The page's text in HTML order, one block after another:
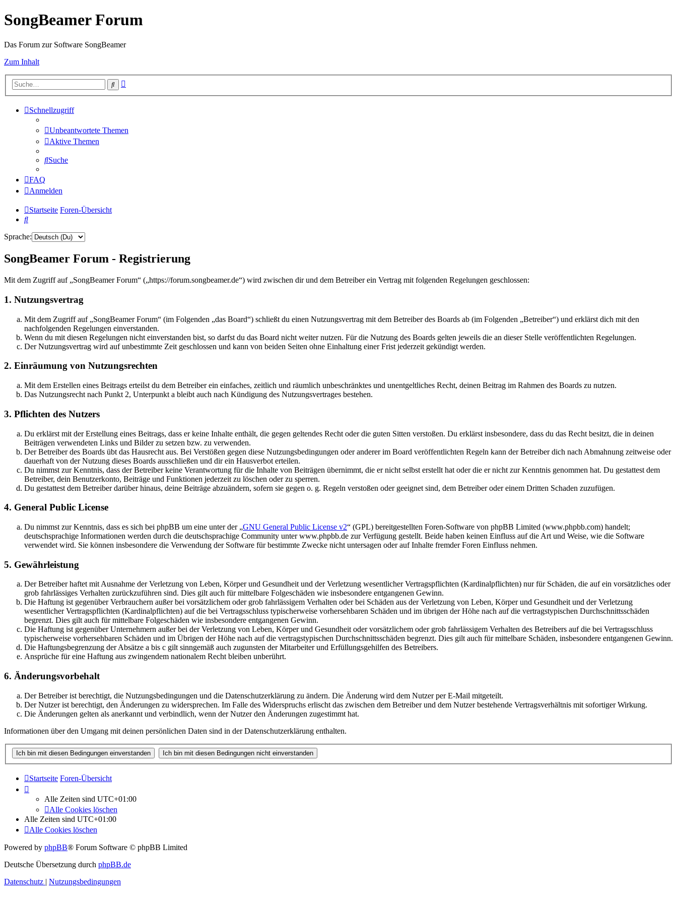
SongBeamer Forum
Das Forum zur Software SongBeamer
Zum Inhalt
Suche
Schnellzugriff
Unbeantwortete Themen
Aktive Themen
Suche
FAQ
Anmelden
Startseite Foren-Übersicht
Suche
Sprache:
SongBeamer Forum - Registrierung
Mit dem Zugriff auf „SongBeamer Forum“ („https://forum.songbeamer.de“) wird zwischen dir und dem Betreiber ein Vertrag mit folgenden Regelungen geschlossen:
1. Nutzungsvertrag
Mit dem Zugriff auf „SongBeamer Forum“ (im Folgenden „das Board“) schließt du einen Nutzungsvertrag mit dem Betreiber des Boards ab (im Folgenden „Betreiber“) und erklärst dich mit den
nachfolgenden Regelungen einverstanden.
Wenn du mit diesen Regelungen nicht einverstanden bist, so darfst du das Board nicht weiter nutzen. Für die Nutzung des Boards gelten jeweils die an dieser Stelle veröffentlichten Regelungen.
Der Nutzungsvertrag wird auf unbestimmte Zeit geschlossen und kann von beiden Seiten ohne Einhaltung einer Frist jederzeit gekündigt werden.
2. Einräumung von Nutzungsrechten
Mit dem Erstellen eines Beitrags erteilst du dem Betreiber ein einfaches, zeitlich und räumlich unbeschränktes und unentgeltliches Recht, deinen Beitrag im Rahmen des Boards zu nutzen.
Das Nutzungsrecht nach Punkt 2, Unterpunkt a bleibt auch nach Kündigung des Nutzungsvertrages bestehen.
3. Pflichten des Nutzers
Du erklärst mit der Erstellung eines Beitrags, dass er keine Inhalte enthält, die gegen geltendes Recht oder die guten Sitten verstoßen. Du erklärst insbesondere, dass du das Recht besitzt, die in deinen
Beiträgen verwendeten Links und Bilder zu setzen bzw. zu verwenden.
Der Betreiber des Boards übt das Hausrecht aus. Bei Verstößen gegen diese Nutzungsbedingungen oder anderer im Board veröffentlichten Regeln kann der Betreiber dich nach Abmahnung zeitweise oder
dauerhaft von der Nutzung dieses Boards ausschließen und dir ein Hausverbot erteilen.
Du nimmst zur Kenntnis, dass der Betreiber keine Verantwortung für die Inhalte von Beiträgen übernimmt, die er nicht selbst erstellt hat oder die er nicht zur Kenntnis genommen hat. Du gestattest dem
Betreiber, dein Benutzerkonto, Beiträge und Funktionen jederzeit zu löschen oder zu sperren.
Du gestattest dem Betreiber darüber hinaus, deine Beiträge abzuändern, sofern sie gegen o. g. Regeln verstoßen oder geeignet sind, dem Betreiber oder einem Dritten Schaden zuzufügen.
4. General Public License
Du nimmst zur Kenntnis, dass es sich bei phpBB um eine unter der „GNU General Public License v2“ (GPL) bereitgestellten Foren-Software von phpBB Limited (www.phpbb.com) handelt;
deutschsprachige Informationen werden durch die deutschsprachige Community unter www.phpbb.de zur Verfügung gestellt. Beide haben keinen Einfluss auf die Art und Weise, wie die Software
verwendet wird. Sie können insbesondere die Verwendung der Software für bestimmte Zwecke nicht untersagen oder auf Inhalte fremder Foren Einfluss nehmen.
5. Gewährleistung
Der Betreiber haftet mit Ausnahme der Verletzung von Leben, Körper und Gesundheit und der Verletzung wesentlicher Vertragspflichten (Kardinalpflichten) nur für Schäden, die auf ein vorsätzliches oder
grob fahrlässiges Verhalten zurückzuführen sind. Dies gilt auch für mittelbare Folgeschäden wie insbesondere entgangenen Gewinn.
Die Haftung ist gegenüber Verbrauchern außer bei vorsätzlichem oder grob fahrlässigem Verhalten oder bei Schäden aus der Verletzung von Leben, Körper und Gesundheit und der Verletzung
wesentlicher Vertragspflichten (Kardinalpflichten) auf die bei Vertragsschluss typischerweise vorhersehbaren Schäden und im übrigen der Höhe nach auf die vertragstypischen Durchschnittsschäden
begrenzt. Dies gilt auch für mittelbare Folgeschäden wie insbesondere entgangenen Gewinn.
Die Haftung ist gegenüber Unternehmern außer bei der Verletzung von Leben, Körper und Gesundheit oder vorsätzlichem oder grob fahrlässigem Verhalten des Betreibers auf die bei Vertragsschluss
typischerweise vorhersehbaren Schäden und im Übrigen der Höhe nach auf die vertragstypischen Durchschnittsschäden begrenzt. Dies gilt auch für mittelbare Schäden, insbesondere entgangenen Gewinn.
Die Haftungsbegrenzung der Absätze a bis c gilt sinngemäß auch zugunsten der Mitarbeiter und Erfüllungsgehilfen des Betreibers.
Ansprüche für eine Haftung aus zwingendem nationalem Recht bleiben unberührt.
6. Änderungsvorbehalt
Der Betreiber ist berechtigt, die Nutzungsbedingungen und die Datenschutzerklärung zu ändern. Die Änderung wird dem Nutzer per E-Mail mitgeteilt.
Der Nutzer ist berechtigt, den Änderungen zu widersprechen. Im Falle des Widerspruchs erlischt das zwischen dem Betreiber und dem Nutzer bestehende Vertragsverhältnis mit sofortiger Wirkung.
Die Änderungen gelten als anerkannt und verbindlich, wenn der Nutzer den Änderungen zugestimmt hat.
Informationen über den Umgang mit deinen persönlichen Daten sind in der Datenschutzerklärung enthalten.
Startseite Foren-Übersicht
Alle Zeiten sind UTC+01:00
Alle Cookies löschen
Alle Zeiten sind UTC+01:00
Alle Cookies löschen
Powered by phpBB® Forum Software © phpBB Limited
Deutsche Übersetzung durch phpBB.de
Datenschutz | Nutzungsbedingungen